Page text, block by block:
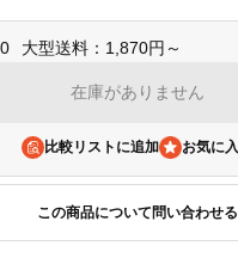
大型送料：1,870円～
在庫がありません
比較リストに追加
この商品について問い合わせる